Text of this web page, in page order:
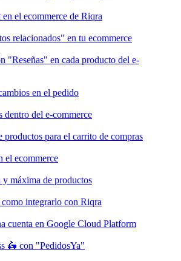
el ecommerce de Riqra
relacionados" en tu ecommerce
"Reseñas" en cada producto del e-
en el pedido
dentro del e-commerce
productos para el carrito de compras
el ecommerce
máxima de productos
integrarlo con Riqra
cuenta en Google Cloud Platform
🛵 con "PedidosYa"